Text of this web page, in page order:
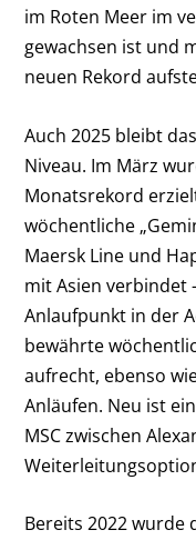
im Roten Meer im
gewachsen ist und
neuen Rekord
Auch 2025 bleibt
Niveau. Im März
Monatsrekord
wöchentliche
Maersk Line und
mit Asien verbindet
Anlaufpunkt in der
bewährte
aufrecht, ebenso
Anläufen. Neu ist
MSC zwischen
Bereits 2022 wurde